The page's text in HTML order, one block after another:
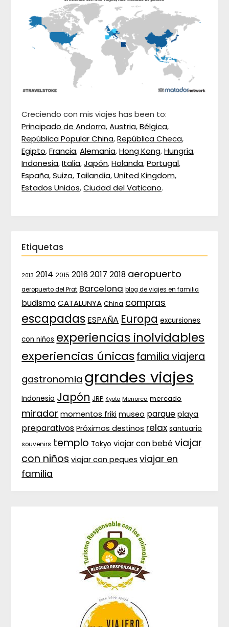
Creciendo con mis viajes has been to:
Principado de Andorra,Austria,Bélgica,
República Popular China,República Checa,
Egipto,Francia,Alemania,Hong Kong,Hungría,
Indonesia,Italia,Japón,Holanda,Portugal,
España,Suiza, Tailandia,United Kingdom,
Estados Unidos,Ciudad del Vaticano.
Etiquetas
2013 2014 2015 2016 2017 2018 aeropuerto
aeropuerto del Prat Barcelona blog de viajes en familia
budismo CATALUNYA China compras
escapadas ESPAÑA Europa excursiones
con niños experiencias inolvidables
experiencias únicas familia viajera
gastronomia grandes viajes
Indonesia Japón JRP Kyoto Menorca mercado
mirador momentos friki museo parque playa
preparativos Próximos destinos relax santuario
souvenirs templo Tokyo viajar con bebé viajar
con niños viajar con peques viajar en
familia